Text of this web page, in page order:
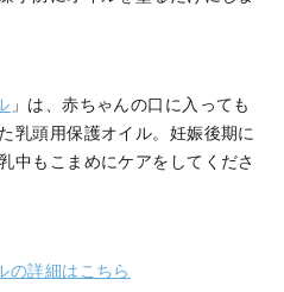
」は、赤ちゃんの口に入っても
乳頭用保護オイル。妊娠後期に
中もこまめにケアをしてくださ
詳細はこちら